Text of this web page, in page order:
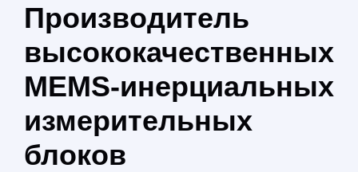
Производитель
высококачественных
MEMS-инерциальных
измерительных
блоков